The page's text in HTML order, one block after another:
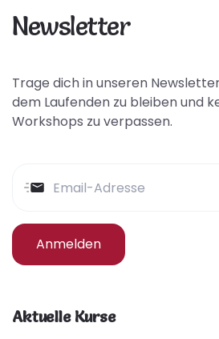
Newsletter
Trage dich in unseren
dem Laufenden zu bleiben und
Workshops zu verpassen.
Anmelden
Aktuelle Kurse